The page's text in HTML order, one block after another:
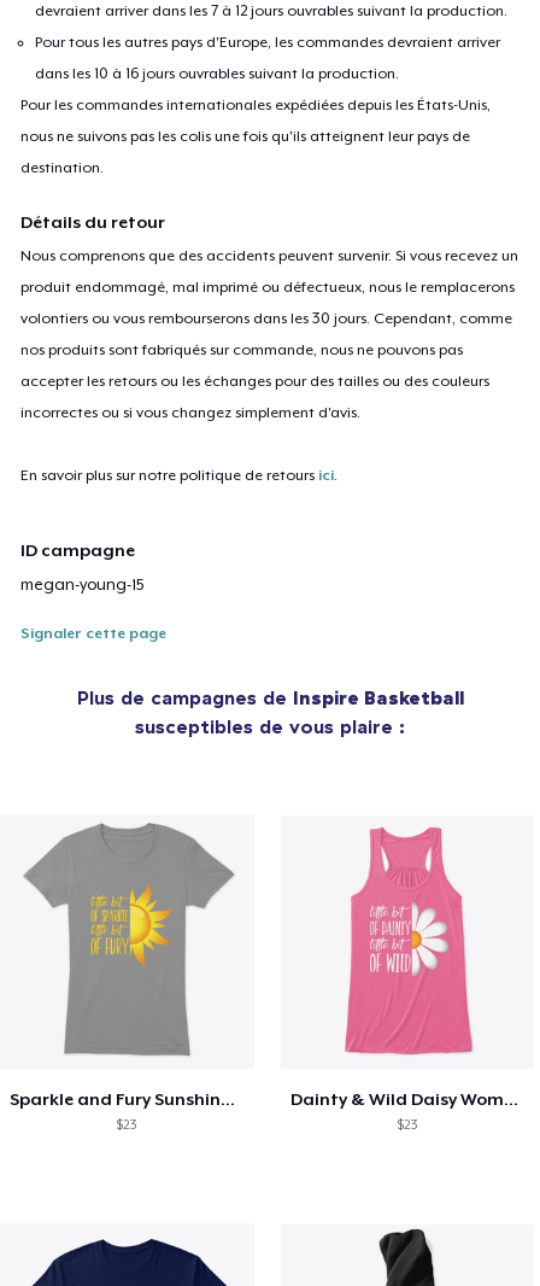
devraient arriver dans les 7 à 12 jours ouvrables suivant la production.
Pour tous les autres pays d'Europe, les commandes devraient arriver
dans les 10 à 16 jours ouvrables suivant la production.
Pour les commandes internationales expédiées depuis les États-Unis,
nous ne suivons pas les colis une fois qu'ils atteignent leur pays de
destination.
Détails du retour
Nous comprenons que des accidents peuvent survenir. Si vous recevez un
produit endommagé, mal imprimé ou défectueux, nous le remplacerons
volontiers ou vous rembourserons dans les 30 jours. Cependant, comme
nos produits sont fabriqués sur commande, nous ne pouvons pas
accepter les retours ou les échanges pour des tailles ou des couleurs
incorrectes ou si vous changez simplement d'avis.
En savoir plus sur notre politique de retours ici
ID campagne
megan-young-15
Signaler cette page
Plus de campagnes de Inspire Basketball
susceptibles de vous plaire :
Sparkle and Fury Sunshine Tank/Shirt
$23
Dainty & Wild Daisy Woman's Tank/Shirt
$23